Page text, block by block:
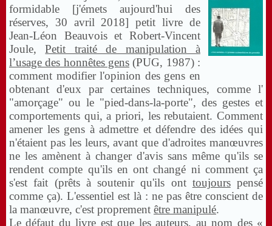
formidable [j'émets aujourd'hui des
réserves, 30 avril 2018] petit livre de
Jean-Léon Beauvois et Robert-Vincent
Joule,Petit traité de manipulation à
l’usage des honnêtes gens(PUG, 1987) :
comment modifier l'opinion des gens en
obtenant d'eux par certaines techniques, comme l'
"amorçage" ou le "pied-dans-la-porte", des gestes et
comportements qui, a priori, les rebutaient. Comment
amener les gens à admettre et défendre des idées qui
n'étaient pas les leurs, avant que d'adroites manœuvres
ne les amènent à changer d'avis sans même qu'ils se
rendent compte qu'ils en ont changé ni comment ça
s'est fait (prêts à soutenir qu'ils ont toujourspensé
comme ça). L'essentiel est là : ne pas être conscient de
la manœuvre, c'est proprement être manipulé.
Le défaut du livre est que les auteurs, au nom des «